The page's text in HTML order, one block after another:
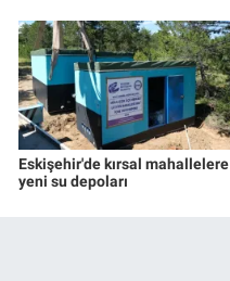
Eskişehir'de kırsal mahallelere
yeni su depoları